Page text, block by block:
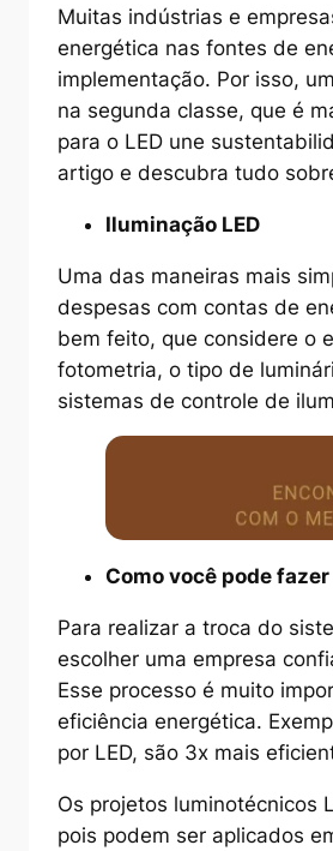
Muitas indústrias e
energética nas fontes de
implementação. Por isso,
na segunda classe, que é
para o LED une
artigo e descubra tudo
Iluminação LED
Uma das maneiras mais
despesas com contas de
bem feito, que considere o
fotometria, o tipo de
sistemas de controle de
Como você pode fazer
Para realizar a troca do
escolher uma empresa
Esse processo é muito
eficiência energética.
por LED, são 3x mais
Os projetos luminotécnicos
pois podem ser aplicados